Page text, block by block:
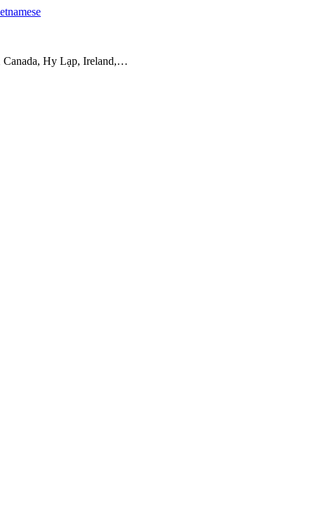
Canada, Hy Lạp, Ireland,…